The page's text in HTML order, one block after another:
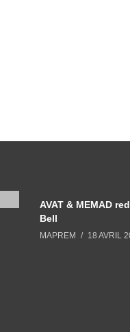
AVAT & MEMAD
Bell
MAPREM 18 AVRIL